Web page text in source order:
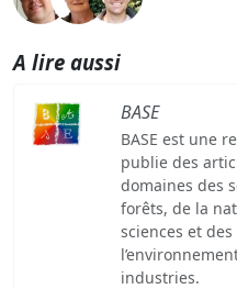
A lire aussi
BASE
BASE est une
publie des
domaines des
forêts, de la
sciences et
industries.